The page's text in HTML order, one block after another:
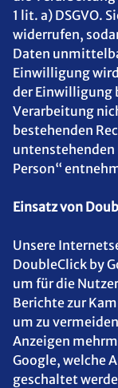
1 lit. a) DSGVO.
widerrufen,
Daten
Einwilligung
der Einwilligung
Verarbeitung
bestehenden
untenstehenden
Person“
Einsatz von
Unsere
DoubleClick by
um für die
Berichte zur
um zu
Anzeigen
Google, welche
geschaltet